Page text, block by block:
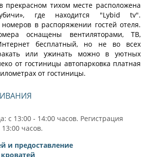
прекрасном тихом месте расположена
где находится "Lybid tv".
номеров в распоряжении гостей отеля.
оснащены вентиляторами, ТВ,
бесплатный, но не во всех
или ужинать можно в уютных
от гостиницы автопарковка платная
от гостиницы.
с 13:00 - 14:00 часов. Регистрация
часов.
и предоставление